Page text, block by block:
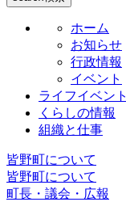
ホーム
お知らせ
行政情報
イベント
ライフイベント
くらしの情報
組織と仕事
皆野町について
皆野町について
町長・議会・広報